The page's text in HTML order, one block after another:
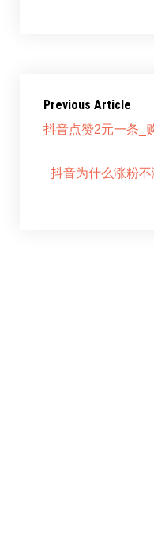
Previous Article
抖音点赞2元一条_
抖音为什么涨粉